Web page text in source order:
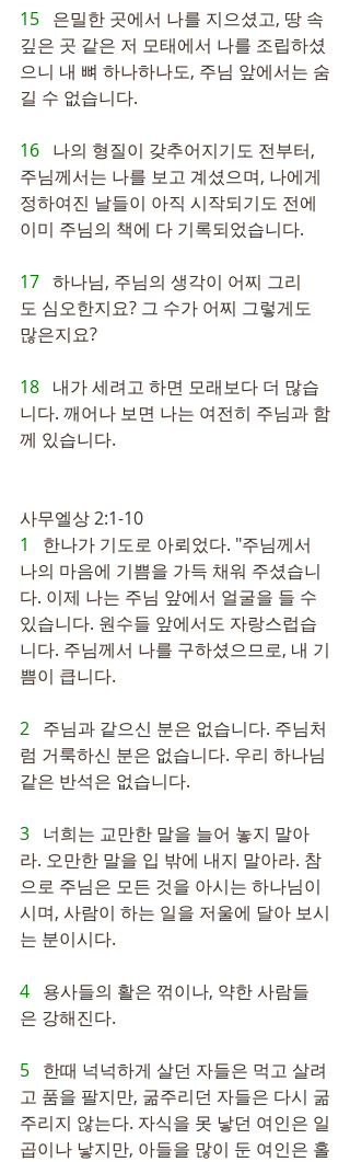
15 은밀한 곳에서 나를 지으셨고, 땅 속
깊은 곳 같은 저 모태에서 나를 조립하셨
으니 내 뼈 하나하나도, 주님 앞에서는 숨
길 수 없습니다.
16 나의 형질이 갖추어지기도 전부터,
주님께서는 나를 보고 계셨으며, 나에게
정하여진 날들이 아직 시작되기도 전에
이미 주님의 책에 다 기록되었습니다.
17 하나님, 주님의 생각이 어찌 그리
도 심오한지요? 그 수가 어찌 그렇게도
많은지요?
18 내가 세려고 하면 모래보다 더 많습
니다. 깨어나 보면 나는 여전히 주님과 함
께 있습니다.
사무엘상 2:1-10
1 한나가 기도로 아뢰었다. "주님께서
나의 마음에 기쁨을 가득 채워 주셨습니
다. 이제 나는 주님 앞에서 얼굴을 들 수
있습니다. 원수들 앞에서도 자랑스럽습
니다. 주님께서 나를 구하셨으므로, 내 기
쁨이 큽니다.
2 주님과 같으신 분은 없습니다. 주님처
럼 거룩하신 분은 없습니다. 우리 하나님
같은 반석은 없습니다.
3 너희는 교만한 말을 늘어 놓지 말아
라. 오만한 말을 입 밖에 내지 말아라. 참
으로 주님은 모든 것을 아시는 하나님이
시며, 사람이 하는 일을 저울에 달아 보시
는 분이시다.
4 용사들의 활은 꺾이나, 약한 사람들
은 강해진다.
5 한때 넉넉하게 살던 자들은 먹고 살려
고 품을 팔지만, 굶주리던 자들은 다시 굶
주리지 않는다. 자식을 못 낳던 여인은 일
곱이나 낳지만, 아들을 많이 둔 여인은 홀